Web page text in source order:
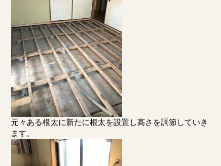
元々ある根太に新たに根太を設置し高さを調節していき
ます。